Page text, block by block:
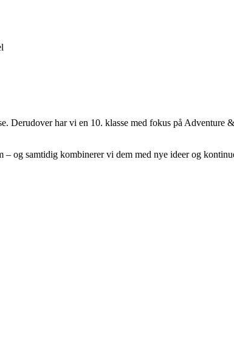
Derudover har vi en 10. klasse med fokus på Adventure
og samtidig kombinerer vi dem med nye ideer og